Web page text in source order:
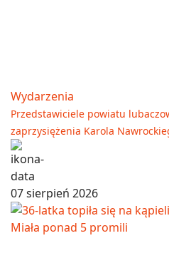
Wydarzenia
Przedstawiciele powiatu
zaprzysiężenia Karola
07 sierpień 2026